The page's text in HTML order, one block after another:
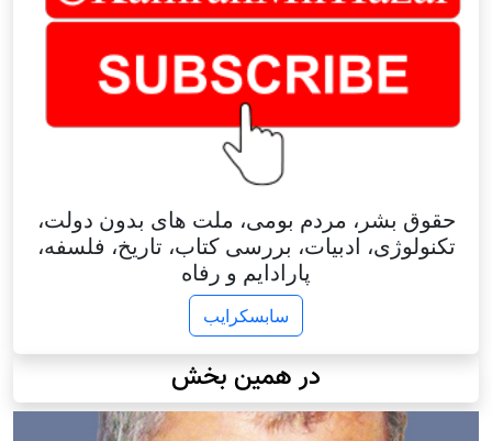
حقوق بشر، مردم بومی، ملت های بدون دولت،
تکنولوژی، ادبیات، بررسی کتاب، تاریخ، فلسفه،
پارادایم و رفاه
سابسکرایب
در همین بخش